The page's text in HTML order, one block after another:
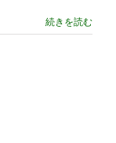
続きを読む